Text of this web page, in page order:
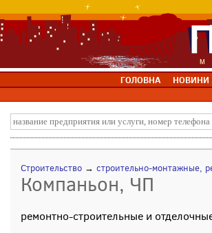
ГОЛОВНА НОВИНИ
Строительство → строительно-монтажные,
Компаньон, ЧП
ремонтно-строительные и